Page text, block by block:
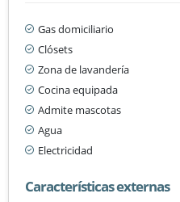
Gas domiciliario
Clósets
Zona de lavandería
Cocina equipada
Admite mascotas
Agua
Electricidad
Características externas